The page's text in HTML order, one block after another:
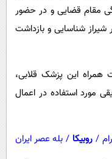
مقام قضایی و در حضور
شیراز شناسایی و بازداشت
همراه این پزشک قلابی،
مورد استفاده در اعمال
/ روبیکا / بله عصر ایران